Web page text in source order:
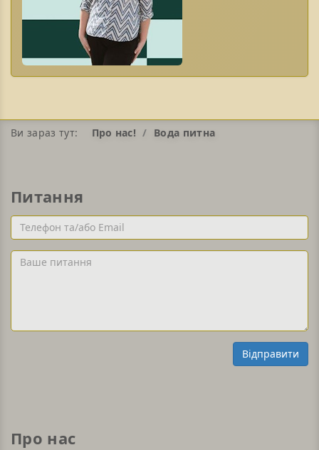
Ви зараз тут: Про нас! Вода питна
Питання
Телефон
та/
або
Email
Ваше
питання
Відправити
Про нас